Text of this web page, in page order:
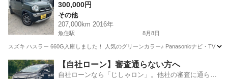
300,000円
その他
207,000km 2016年
魚住駅 8月8日
スズキ ハスラー 660G入庫しました！ 人気のグリーンカラー♪ Panasonicナビ・TV・
兵庫 明石市 魚住駅 その他
【自社ローン】審査通らない方へ
自社ローンなら「じしゃロン」。他社の審査に通らな